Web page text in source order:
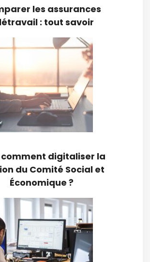
les assurances
: tout savoir
comment digitaliser la
du Comité Social et
Économique ?